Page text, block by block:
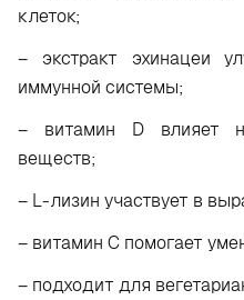
клеток;
– экстракт эхинацеи
иммунной системы;
– витамин D влияет
веществ;
– L-лизин участвует в
– витамин С помогает
– подходит для